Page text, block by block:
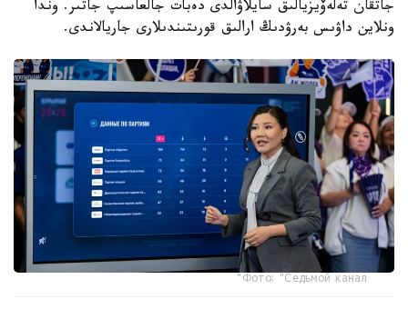
جاتقان تەلەۆيزيالىق سايلاۋالدى دەبات جالعاسىپ جاتىر. وندا
ونلاين داۋىس بەرۋدىڭ ارالىق قورىتىندىلارى جاريالاندى.
Фото: "Седьмой канал"